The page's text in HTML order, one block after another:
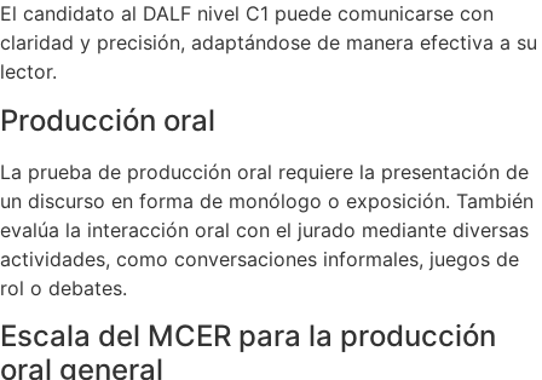
El candidato al DALF nivel C1 puede comunicarse con
claridad y precisión, adaptándose de manera efectiva a su
lector.
Producción oral
La prueba de producción oral requiere la presentación de
un discurso en forma de monólogo o exposición. También
evalúa la interacción oral con el jurado mediante diversas
actividades, como conversaciones informales, juegos de
rol o debates.
Escala del MCER para la producción
oral general